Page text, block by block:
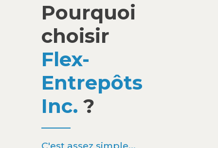
Pourquoi
choisir
Flex-
Entrepôts
Inc. ?
C'est assez simple...